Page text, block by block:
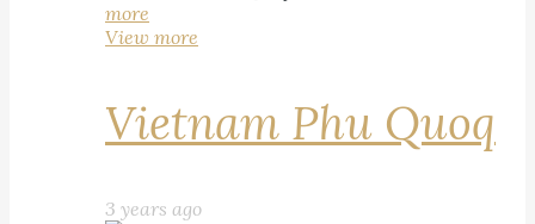
more
View more
Vietnam Phu Quoq
3 years ago